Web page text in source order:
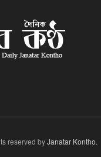
reserved byJanatar Kontho.